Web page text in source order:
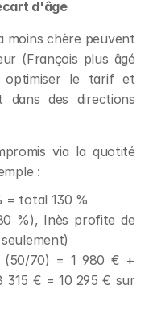
d'âge
moins chère peuvent
(François plus âgé
le tarif et
des directions
via la quotité
:
= total 130 %
%), Inès profite de
(50/70) = 1 980 € +
315 € = 10 295 € sur